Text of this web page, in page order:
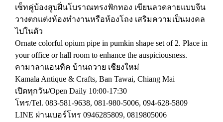
เซ็ทคู่บ้องสูบฝิ่นโบราณทรงฟักทอง เขียนลวดลายแบบจีน
วางตกแต่งห้องทำงานหรือห้องโถง เสริมความเป็นมงคล
ไปในตัว
Ornate colorful opium pipe in pumkin shape set of 2. Place in
your office or hall room to enhance the auspiciousness.
คามาลาแอนทิค บ้านถวาย เชียงใหม่
Kamala Antique & Crafts, Ban Tawai, Chiang Mai
เปิดทุกวัน/Open Daily 10:00-17:30
โทร/Tel. 083-581-9638, 081-980-5006, 094-628-5809
LINE ผ่านเบอร์โทร 0946285809, 0819805006